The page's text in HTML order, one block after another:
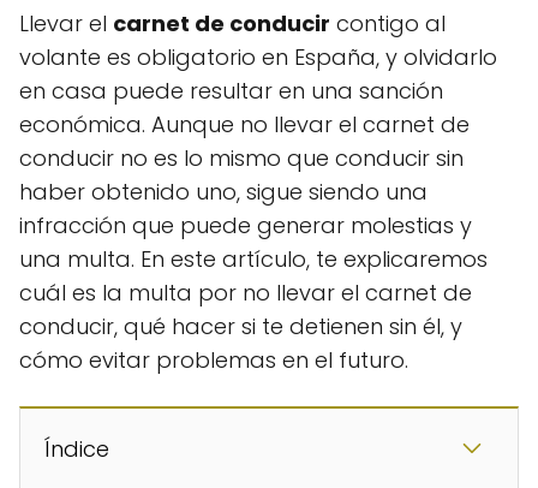
Llevar el carnet de conducir contigo al
volante es obligatorio en España, y olvidarlo
en casa puede resultar en una sanción
económica. Aunque no llevar el carnet de
conducir no es lo mismo que conducir sin
haber obtenido uno, sigue siendo una
infracción que puede generar molestias y
una multa. En este artículo, te explicaremos
cuál es la multa por no llevar el carnet de
conducir, qué hacer si te detienen sin él, y
cómo evitar problemas en el futuro.
Índice